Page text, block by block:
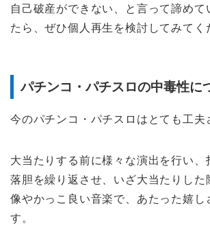
自己破産ができない、と言って諦めて
たら、ぜひ個人再生を検討してみてく
パチンコ・パチスロの中毒性に
今のパチンコ・パチスロはとても工夫
大当たりする前に様々な演出を行い、
落胆を繰り返させ、いざ大当たりした
像やかっこ良い音楽で、あたった嬉し
す。